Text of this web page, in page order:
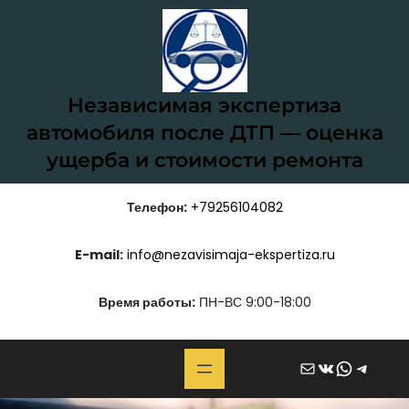
Независимая экспертиза
автомобиля после ДТП — оценка
ущерба и стоимости ремонта
Телефон: +79256104082
E-mail: info@nezavisimaja-ekspertiza.ru
Время работы:ПН-ВС 9:00-18:00
Почта ВКонтакте WhatsApp Telegram